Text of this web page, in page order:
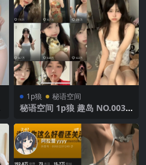
1p狼 秘语空间
秘语空间 1p狼 趣岛 NO.003
整版